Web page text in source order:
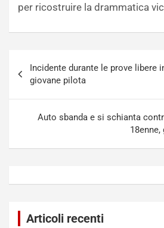
per ricostruire la drammatica
articoli
Incidente durante le prove libere
giovane pilota
Auto sbanda e si schianta
Articoli recenti